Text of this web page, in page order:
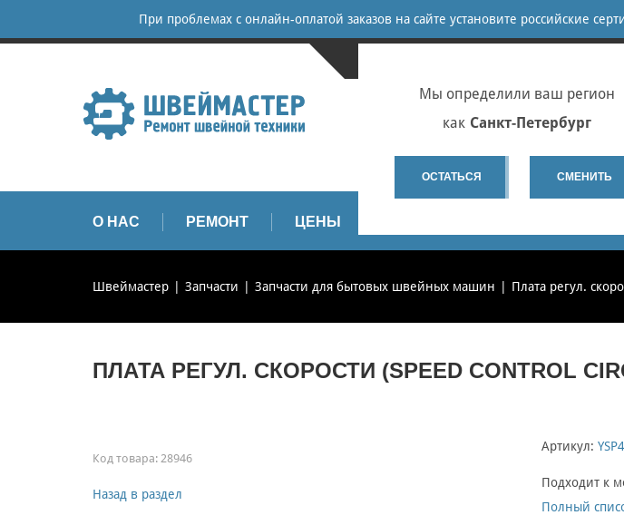
При проблемах с онлайн-оплатой заказов на сайте установите российские
Мы определили ваш регион
как Санкт-Петербург
ОСТАТЬСЯ СМЕНИТЬ
+7 (812) 655-67-58 Запчасти -
+7 (812) 655-67-37 Ремонт
infospb@sewservice.ru
О НАС РЕМОНТ ЦЕНЫ
Швеймастер Запчасти Запчасти для бытовых швейных машин Плата регул.
ПЛАТА РЕГУЛ. СКОРОСТИ (SPEED CONTROL
Код товара: 28946
Назад в раздел
Артикул:
Подходит к
Полный